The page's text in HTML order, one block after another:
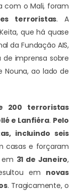
com o Mali, foram
terroristas. A
que há quase
da Fundação AIS,
imprensa sobre
ao lado de
200 terroristas
e Lanfiéra. Pelo
incluindo seis
casas e forçaram
em 31 de Janeiro,
em novas
. Tragicamente, o